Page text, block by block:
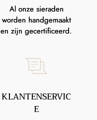
Al onze sieraden
worden handgemaakt
en zijn gecertificeerd.
KLANTENSERVIC
E